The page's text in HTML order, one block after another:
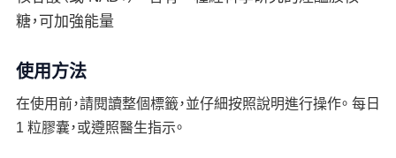
糖，可加強能量
使用方法
在使用前，請閱讀整個標籤，並仔細按照說明進行操作。 每日
1 粒膠囊，或遵照醫生指示。